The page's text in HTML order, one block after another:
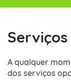
A qualquer
dos serviços